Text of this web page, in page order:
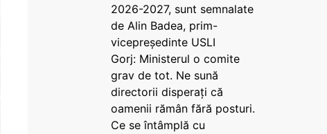
2026-2027, sunt semnalate
de Alin Badea, prim-
vicepreședinte USLI
Gorj: Ministerul o comite
grav de tot. Ne sună
directorii disperați că
oamenii rămân fără posturi.
Ce se întâmplă cu